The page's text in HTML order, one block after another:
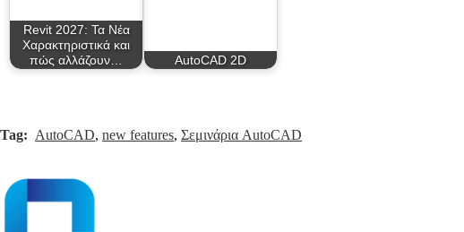
Revit 2027: Τα Νέα
Χαρακτηριστικά και
πώς αλλάζουν…
AutoCAD 2D
Tag: AutoCAD, new features, Σεμινάρια AutoCAD